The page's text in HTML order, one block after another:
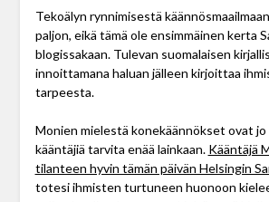
Tekoälyn rynnimisestä
paljon, eikä tämä ole ensimmäinen kerta
blogissakaan. Tulevan suomalaisen
innoittamana haluan jälleen kirjoittaa
tarpeesta.
Monien mielestä konekäännökset ovat
kääntäjiä tarvita enää lainkaan. Kääntäjä
tilanteen hyvin tämän päivän Helsingin
totesi ihmisten turtuneen huonoon